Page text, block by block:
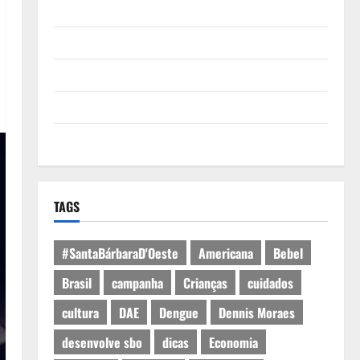
TAGS
#SantaBárbaraD'Oeste Americana
Bebel
Brasil
campanha Crianças
cuidados
cultura
DAE Dengue
Dennis Moraes
desenvolve sbo
dicas Economia